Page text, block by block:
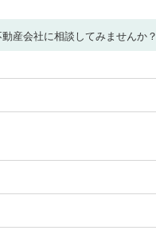
産会社に相談してみませんか？